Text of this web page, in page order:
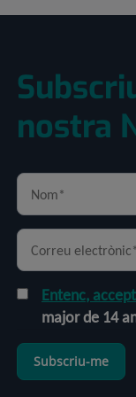
nostra
Entenc,
major de 14
Subscriu-me